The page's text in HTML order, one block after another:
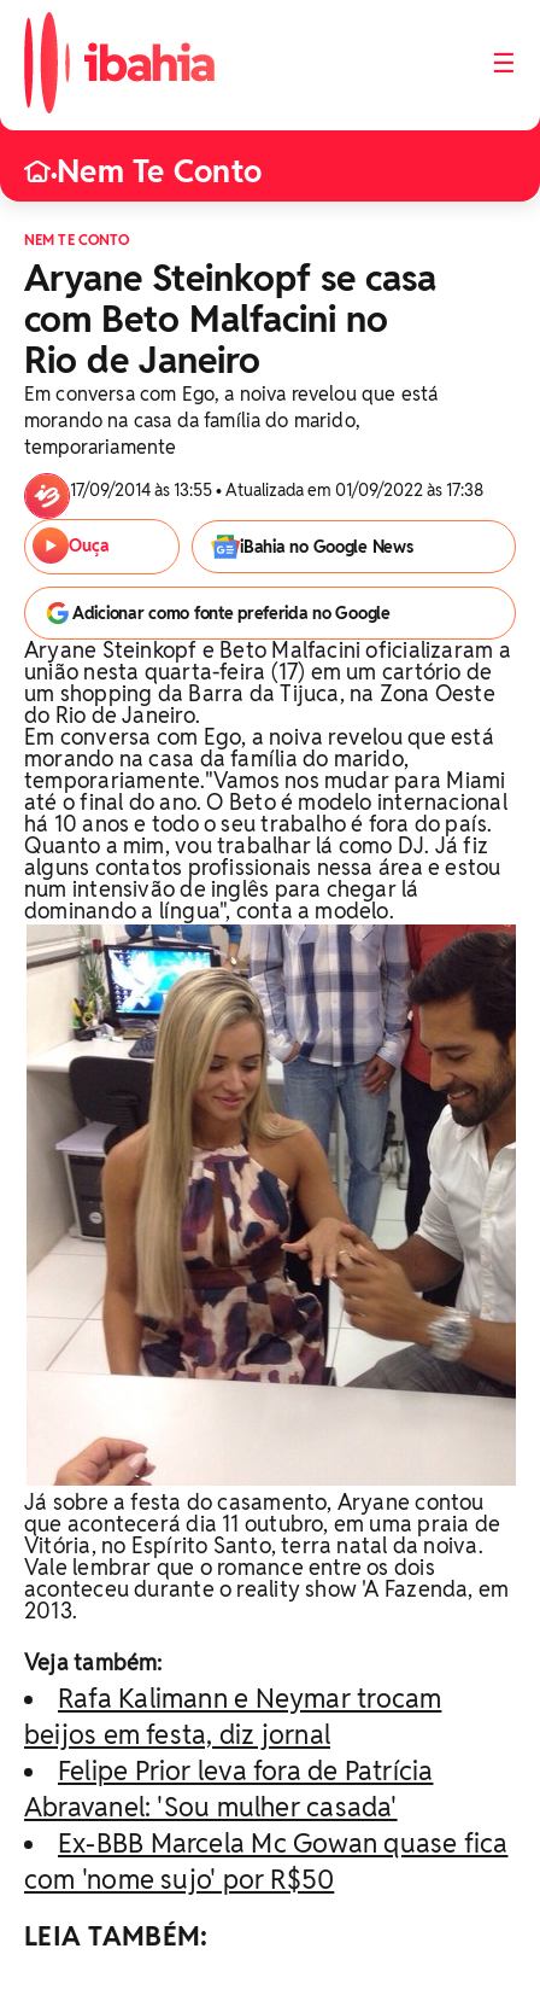
☰
•Nem Te Conto
NEM TE CONTO
Aryane Steinkopf se casa
com Beto Malfacini no
Rio de Janeiro
Em conversa com Ego, a noiva revelou que está
morando na casa da família do marido,
temporariamente
17/09/2014 às 13:55 • Atualizada em 01/09/2022 às 17:38
Ouça iBahia no Google News
Adicionar como fonte preferida no Google
Aryane Steinkopf e Beto Malfacini oficializaram a
união nesta quarta-feira (17) em um cartório de
um shopping da Barra da Tijuca, na Zona Oeste
do Rio de Janeiro.
Em conversa com Ego, a noiva revelou que está
morando na casa da família do marido,
temporariamente."Vamos nos mudar para Miami
até o final do ano. O Beto é modelo internacional
há 10 anos e todo o seu trabalho é fora do país.
Quanto a mim, vou trabalhar lá como DJ. Já fiz
alguns contatos profissionais nessa área e estou
num intensivão de inglês para chegar lá
dominando a língua", conta a modelo.
Já sobre a festa do casamento, Aryane contou
que acontecerá dia 11 outubro, em uma praia de
Vitória, no Espírito Santo, terra natal da noiva.
Vale lembrar que o romance entre os dois
aconteceu durante o reality show 'A Fazenda, em
2013.
Veja também:
Rafa Kalimann e Neymar trocam
beijos em festa, diz jornal
Felipe Prior leva fora de Patrícia
Abravanel: 'Sou mulher casada'
Ex-BBB Marcela Mc Gowan quase fica
com 'nome sujo' por R$50
LEIA TAMBÉM: